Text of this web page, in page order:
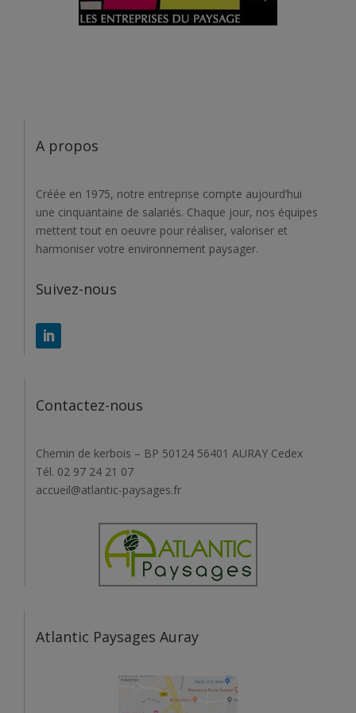
A propos
Créée en 1975, notre entreprise compte aujourd’hui
une cinquantaine de salariés. Chaque jour, nos équipes
mettent tout en oeuvre pour réaliser, valoriser et
harmoniser votre environnement paysager.
Suivez-nous
Contactez-nous
Chemin de kerbois – BP 50124 56401 AURAY Cedex
Tél. 02 97 24 21 07
accueil@atlantic-paysages.fr
Atlantic Paysages Auray